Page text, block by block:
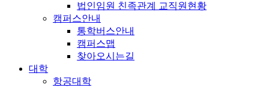
법인임원 친족관계 교직원현황
캠퍼스안내
통학버스안내
캠퍼스맵
찾아오시는길
대학
항공대학